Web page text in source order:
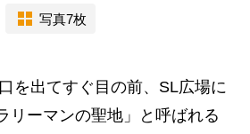
写真7枚
を出てすぐ目の前、SL広場に
リーマンの聖地」と呼ばれる